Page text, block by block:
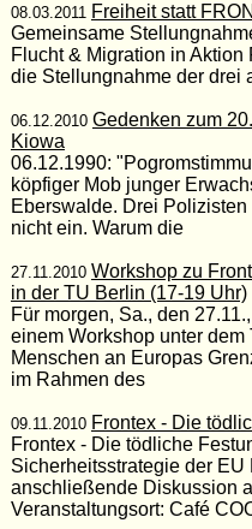
08.03.2011 Freiheit statt
Gemeinsame
Flucht & Migration in Aktion
die Stellungnahme der drei
06.12.2010 Gedenken zum
Kiowa
06.12.1990:
köpfiger Mob junger
Eberswalde. Drei
nicht ein. Warum die
27.11.2010 Workshop zu
in der TU Berlin (17-19 Uhr)
Für morgen, Sa., den
einem Workshop unter
Menschen an Europas
im Rahmen des
09.11.2010 Frontex - Die
Frontex - Die tödliche
Sicherheitsstrategie der EU
anschließende Diskussion
Veranstaltungsort: Café